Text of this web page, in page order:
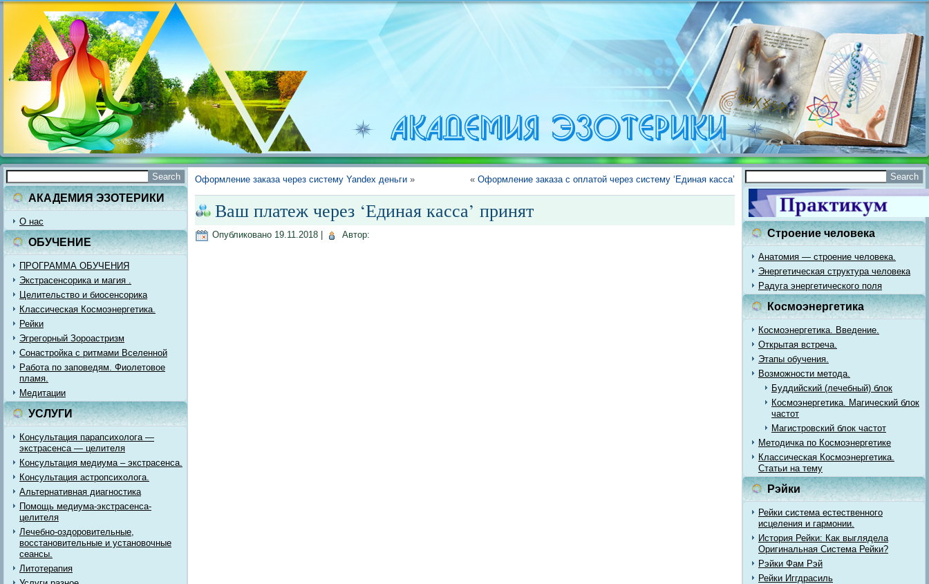
АКАДЕМИЯ ЭЗОТЕРИКИ
О нас
ОБУЧЕНИЕ
ПРОГРАММА ОБУЧЕНИЯ
Экстрасенсорика и магия .
Целительство и биосенсорика
Классическая Космоэнергетика.
Рейки
Эгрегорный Зороастризм
Сонастройка с ритмами Вселенной
Работа по заповедям. Фиолетовое
пламя.
Медитации
УСЛУГИ
Консультация парапсихолога —
экстрасенса — целителя
Консультация медиума – экстрасенса.
Консультация астропсихолога.
Альтернативная диагностика
Помощь медиума-экстрасенса-
целителя
Лечебно-оздоровительные,
восстановительные и установочные
сеансы.
Литотерапия
Оформление заказа через систему Yandex деньги » « Оформление заказа с оплатой через систему ‘Единая касса’
Ваш платеж через ‘Единая касса’ принят
Опубликовано 19.11.2018 Автор: Строение человека
Анатомия — строение человека.
Энергетическая структура человека
Радуга энергетического поля
Космоэнергетика
Космоэнергетика. Введение.
Открытая встреча.
Этапы обучения.
Возможности метода.
Буддийский (лечебный) блок
Космоэнергетика. Магический блок
частот
Магистровский блок частот
Методичка по Космоэнергетике
Классическая Космоэнергетика.
Статьи на тему
Рэйки
Рейки система естественного
исцеления и гармонии.
История Рейки: Как выглядела
Оригинальная Система Рейки?
Рэйки Фам Рэй
Рейки Иггдрасиль